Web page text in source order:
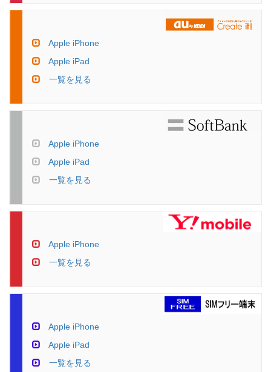
Apple iPhone
Apple iPad
一覧を見る
Apple iPhone
Apple iPad
一覧を見る
Apple iPhone
一覧を見る
Apple iPhone
Apple iPad
一覧を見る